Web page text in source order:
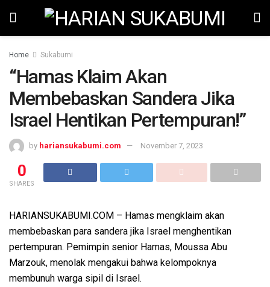
Home Sukabumi
“Hamas Klaim Akan
Membebaskan Sandera Jika
Israel Hentikan Pertempuran!”
by hariansukabumi.com November 7, 2023
0
SHARES
HARIANSUKABUMI.COM – Hamas mengklaim akan
membebaskan para sandera jika Israel menghentikan
pertempuran. Pemimpin senior Hamas, Moussa Abu
Marzouk, menolak mengakui bahwa kelompoknya
membunuh warga sipil di Israel.